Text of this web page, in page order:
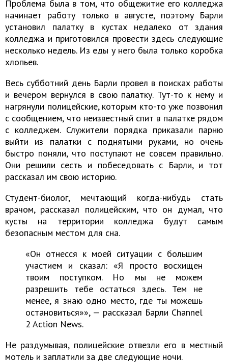
Проблема была в том, что общежитие его колледжа
начинает работу только в августе, поэтому Барли
установил палатку в кустах недалеко от здания
колледжа и приготовился провести здесь следующие
несколько недель. Из еды у него была только коробка
хлопьев.
Весь субботний день Барли провел в поисках работы
и вечером вернулся в свою палатку. Тут-то к нему и
нагрянули полицейские, которым кто-то уже позвонил
с сообщением, что неизвестный спит в палатке рядом
с колледжем. Служители порядка приказали парню
выйти из палатки с поднятыми руками, но очень
быстро поняли, что поступают не совсем правильно.
Они решили сесть и побеседовать с Барли, и тот
рассказал им свою историю.
Студент-биолог, мечтающий когда-нибудь стать
врачом, рассказал полицейским, что он думал, что
кусты на территории колледжа будут самым
безопасным местом для сна.
«Он отнесся к моей ситуации с большим
участием и сказал: «Я просто восхищен
твоим поступком. Но мы не можем
разрешить тебе остаться здесь. Тем не
менее, я знаю одно место, где ты можешь
остановиться»», — рассказал Барли Channel
2 Action News.
Не раздумывая, полицейские отвезли его в местный
мотель и заплатили за две следующие ночи.